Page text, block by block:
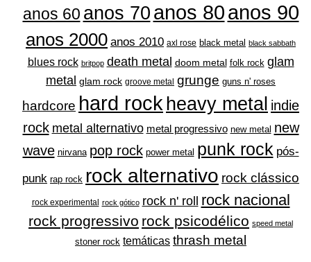
anos 60 anos 70 anos 80anos 90
anos 2000 anos 2010 axl rose black metal black sabbath
blues rock britpop death metal doom metal folk rock glam
metal glam rock groove metal grunge guns n' roses
hardcore hard rock heavy metal indie
rock metal alternativo metal progressivo new metal new
wave nirvana pop rock power metal punk rock pós-
punk rap rock rock alternativo rock clássico
rock experimental rock gótico rock n' roll rock nacional
rock progressivo rock psicodélico speed metal
stoner rock temáticas thrash metal